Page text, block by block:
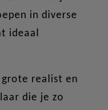
in diverse
ideaal
grote realist en
die je zo